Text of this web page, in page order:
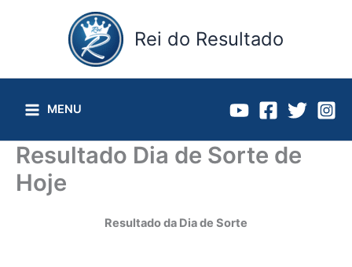
Rei do Resultado
MENU
Resultado Dia de Sorte de
Hoje
Resultado da Dia de Sorte